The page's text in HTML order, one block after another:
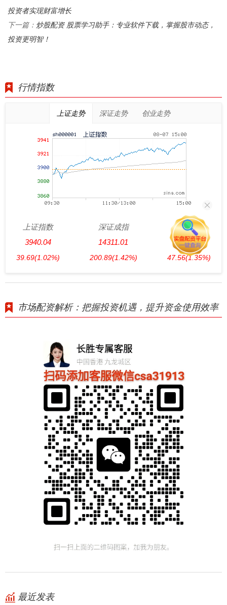
投资者实现财富增长
下一篇： 炒股配资 股票学习助手：专业软件下载，掌握股市动态，
投资更明智！
行情指数
上证走势 深证走势 创业走势
上证指数
3940.04
39.69(1.02%)
深证成指
14311.01
200.89(1.42%)
创业板指
3563.12
47.56(1.35%)
市场配资解析：把握投资机遇，提升资金使用效率
最近发表